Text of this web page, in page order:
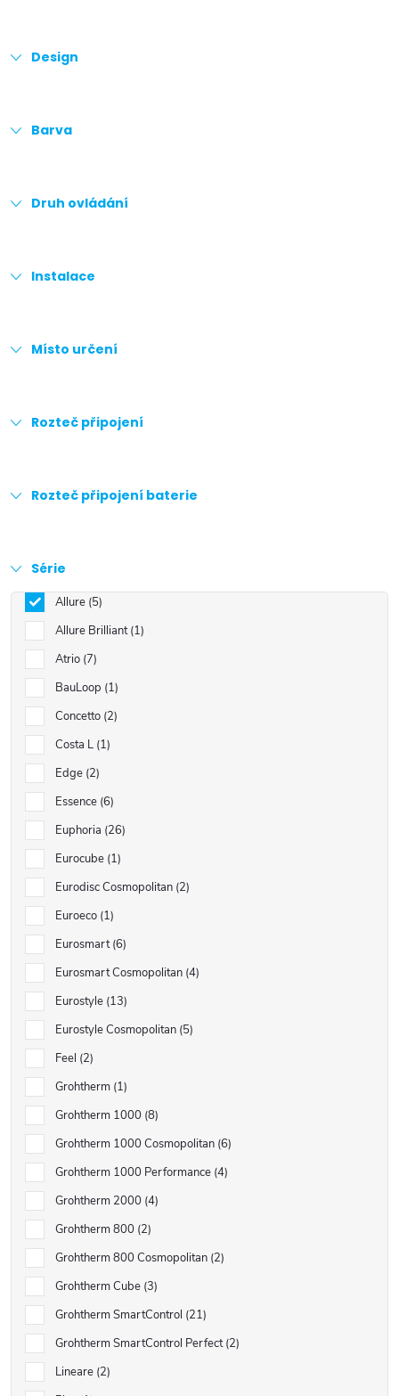
Design
Barva
Druh ovládání
Instalace
Místo určení
Rozteč připojení
Rozteč připojení baterie
Série
Allure 5
Allure Brilliant 1
Atrio 7
BauLoop 1
Concetto 2
Costa L 1
Edge 2
Essence 6
Euphoria 26
Eurocube 1
Eurodisc Cosmopolitan 2
Euroeco 1
Eurosmart 6
Eurosmart Cosmopolitan 4
Eurostyle 13
Eurostyle Cosmopolitan 5
Feel 2
Grohtherm 1
Grohtherm 1000 8
Grohtherm 1000 Cosmopolitan 6
Grohtherm 1000 Performance 4
Grohtherm 2000 4
Grohtherm 800 2
Grohtherm 800 Cosmopolitan 2
Grohtherm Cube 3
Grohtherm SmartControl 21
Grohtherm SmartControl Perfect 2
Lineare 2